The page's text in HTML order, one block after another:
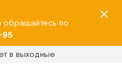
обращайтесь по
95
в выходные